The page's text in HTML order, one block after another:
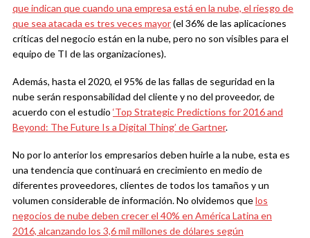
que indican que cuando una empresa está en la nube, el riesgo de
que sea atacada es tres veces mayor(el 36% de las aplicaciones
críticas del negocio están en la nube, pero no son visibles para el
equipo de TI de las organizaciones).
Además, hasta el 2020, el 95% de las fallas de seguridad en la
nube serán responsabilidad del cliente y no del proveedor, de
acuerdo con el estudio ‘Top Strategic Predictions for 2016 and
Beyond: The Future Is a Digital Thing’ de Gartner.
No por lo anterior los empresarios deben huirle a la nube, esta es
una tendencia que continuará en crecimiento en medio de
diferentes proveedores, clientes de todos los tamaños y un
volumen considerable de información. No olvidemos quelos
negocios de nube deben crecer el 40% en América Latina en
2016, alcanzando los 3,6 mil millones de dólares según